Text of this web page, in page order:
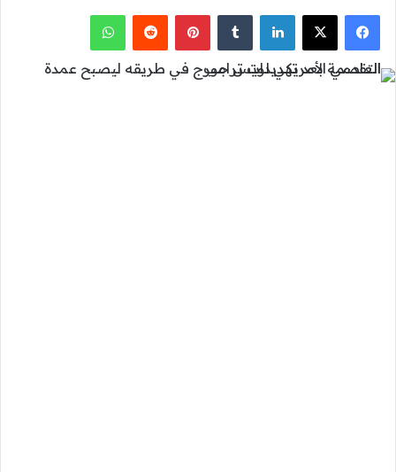
فيسبوك
‫X لينكدإن بينتيريست واتساب